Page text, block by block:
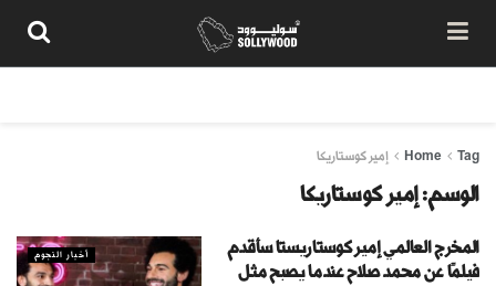
Home Tag إمير كوستاريكا
الوسم:إمير كوستاريكا
أخبار النجوم
المخرج العالمي إمير كوستاريستا سأقدم
فيلمًا عن محمد صلاح عندما يصبح مثل